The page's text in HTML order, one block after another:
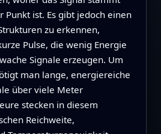
Punkt ist. Es gibt jedoch einen
zu erkennen,
Pulse, die wenig Energie
Signale erzeugen. Um
man lange, energiereiche
über viele Meter
stecken in diesem
Reichweite,